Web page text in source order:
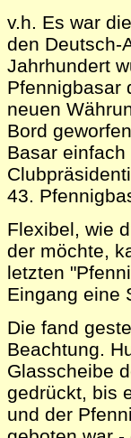
v.h. Es war
den Deutsch-
Jahrhundert
Pfennigbasar
neuen
Bord
Basar
43.
Flexibel, wie
der möchte,
letzten
Eingang eine
Die fand
Beachtung.
Glasscheibe
gedrückt, bis
und der